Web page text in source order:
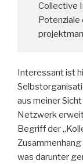
Collective
Potenziale
Interessant ist
aus meiner
Netzwerk
Begriff der
was darunter